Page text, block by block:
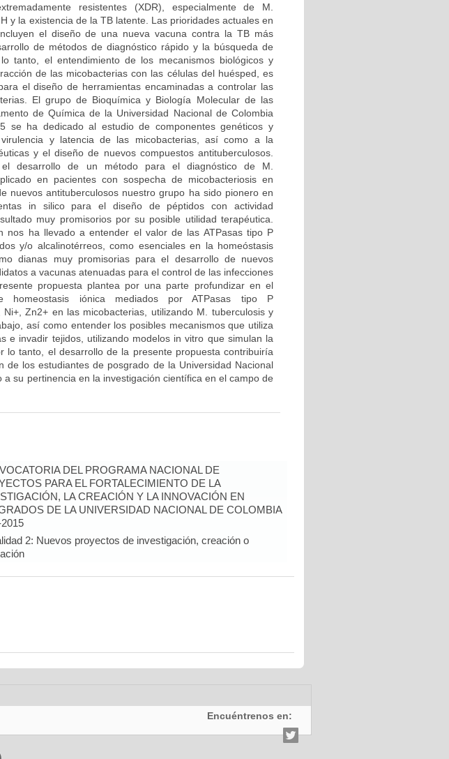
resistentes (XDR), especialmente de M.
y la existencia de la TB latente. Las prioridades actuales en
el diseño de una nueva vacuna contra la TB más
de métodos de diagnóstico rápido y la búsqueda de
tanto, el entendimiento de los mecanismos biológicos y
de las micobacterias con las células del huésped, es
el diseño de herramientas encaminadas a controlar las
El grupo de Bioquímica y Biología Molecular de las
de Química de la Universidad Nacional de Colombia
se ha dedicado al estudio de componentes genéticos y
y latencia de las micobacterias, así como a la
y el diseño de nuevos compuestos antituberculosos.
el desarrollo de un método para el diagnóstico de M.
en pacientes con sospecha de micobacteriosis en
nuevos antituberculosos nuestro grupo ha sido pionero en
in silico para el diseño de péptidos con actividad
muy promisorios por su posible utilidad terapéutica.
nos ha llevado a entender el valor de las ATPasas tipo P
y/o alcalinotérreos, como esenciales en la homeóstasis
dianas muy promisorias para el desarrollo de nuevos
a vacunas atenuadas para el control de las infecciones
propuesta plantea por una parte profundizar en el
homeostasis iónica mediados por ATPasas tipo P
Zn2+ en las micobacterias, utilizando M. tuberculosis y
así como entender los posibles mecanismos que utiliza
e invadir tejidos, utilizando modelos in vitro que simulan la
lo tanto, el desarrollo de la presente propuesta contribuiría
de los estudiantes de posgrado de la Universidad Nacional
su pertinencia en la investigación científica en el campo de
DEL PROGRAMA NACIONAL DE
PARA EL FORTALECIMIENTO DE LA
LA CREACIÓN Y LA INNOVACIÓN EN
DE LA UNIVERSIDAD NACIONAL DE COLOMBIA
2: Nuevos proyectos de investigación, creación o
Encuéntrenos en: